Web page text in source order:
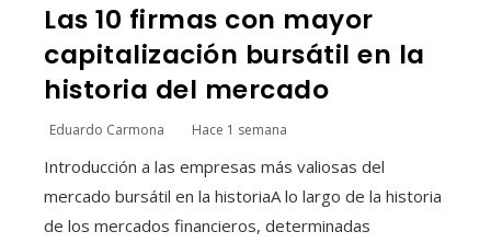
Las 10 firmas con mayor
capitalización bursátil en la
historia del mercado
Eduardo Carmona Hace 1 semana
Introducción a las empresas más valiosas del
mercado bursátil en la historiaA lo largo de la historia
de los mercados financieros, determinadas